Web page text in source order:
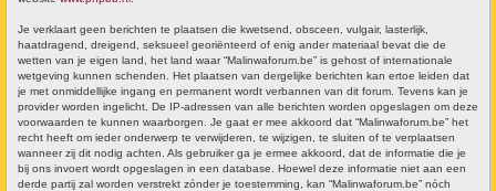
Je verklaart geen berichten te plaatsen die kwetsend, obsceen, vulgair, lasterlijk,
haatdragend, dreigend, seksueel georiënteerd of enig ander materiaal bevat die de
wetten van je eigen land, het land waar “Malinwaforum.be” is gehost of internationale
wetgeving kunnen schenden. Het plaatsen van dergelijke berichten kan ertoe leiden dat
je met onmiddellijke ingang en permanent wordt verbannen van dit forum. Tevens kan je
provider worden ingelicht. De IP-adressen van alle berichten worden opgeslagen om deze
voorwaarden te kunnen waarborgen. Je gaat er mee akkoord dat “Malinwaforum.be” het
recht heeft om ieder onderwerp te verwijderen, te wijzigen, te sluiten of te verplaatsen
wanneer zij dit nodig achten. Als gebruiker ga je ermee akkoord, dat de informatie die je
bij ons invoert wordt opgeslagen in een database. Hoewel deze informatie niet aan een
derde partij zal worden verstrekt zónder je toestemming, kan “Malinwaforum.be” nóch